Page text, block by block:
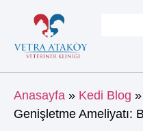
Anasayfa » Kedi Blog »
Genişletme Ameliyatı: